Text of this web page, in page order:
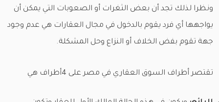
ونظرا لذلك تجد أن بعض الثغرات أو الصعوبات التي يمكن أن
يواجهها أي فرد يقوم بالدخول في مجال العقارات هي عدم وجود
جهة تقوم بفض الخلاف أو النزاع وحل المشكلة.
تقتصر أطراف السوق العقاري في مصر على 4أطراف هي